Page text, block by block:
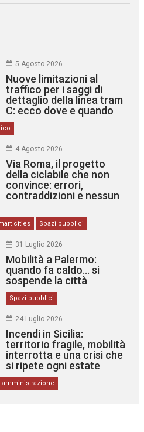
5 Agosto 2026
Nuove limitazioni al
traffico per i saggi di
dettaglio della linea tram
C: ecco dove e quando
4 Agosto 2026
Via Roma, il progetto
della ciclabile che non
convince: errori,
contraddizioni e nessun
cities Spazi pubblici
31 Luglio 2026
Mobilità a Palermo:
quando fa caldo… si
sospende la città
Spazi pubblici
24 Luglio 2026
Incendi in Sicilia:
territorio fragile, mobilità
interrotta e una crisi che
si ripete ogni estate
amministrazione